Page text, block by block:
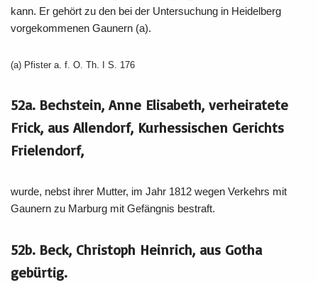
kann. Er gehört zu den bei der Untersuchung in Heidelberg
vorgekommenen Gaunern (a).
(a) Pfister a. f. O. Th. I S. 176
52a. Bechstein, Anne Elisabeth, verheiratete
Frick, aus Allendorf, Kurhessischen Gerichts
Frielendorf,
wurde, nebst ihrer Mutter, im Jahr 1812 wegen Verkehrs mit
Gaunern zu Marburg mit Gefängnis bestraft.
52b. Beck, Christoph Heinrich, aus Gotha
gebürtig.